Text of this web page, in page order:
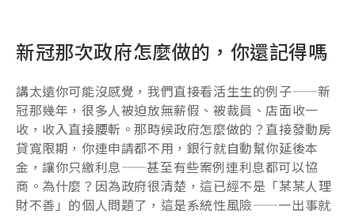
新冠那次政府怎麼做的，你還記得嗎
講太遠你可能沒感覺，我們直接看活生生的例子——新
冠那幾年，很多人被迫放無薪假、被裁員、店面收一
收，收入直接腰斬。那時候政府怎麼做的？直接發動房
貸寬限期，你連申請都不用，銀行就自動幫你延後本
金，讓你只繳利息——甚至有些案例連利息都可以協
商。為什麼？因為政府很清楚，這已經不是「某某人理
財不善」的個人問題了，這是系統性風險——一出事就